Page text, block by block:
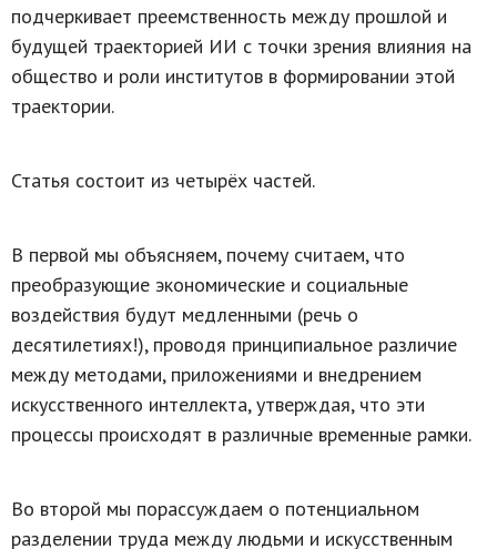
подчеркивает преемственность между прошлой и
будущей траекторией ИИ с точки зрения влияния на
общество и роли институтов в формировании этой
траектории.
Статья состоит из четырёх частей.
В первой мы объясняем, почему считаем, что
преобразующие экономические и социальные
воздействия будут медленными (речь о
десятилетиях!), проводя принципиальное различие
между методами, приложениями и внедрением
искусственного интеллекта, утверждая, что эти
процессы происходят в различные временные рамки.
Во второй мы порассуждаем о потенциальном
разделении труда между людьми и искусственным